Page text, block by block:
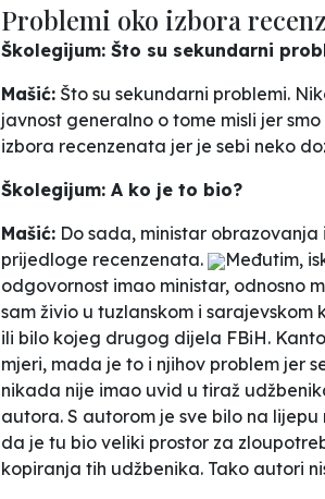
Problemi oko izbora
Školegijum: Što su sekundarni
Mašić: Što su sekundarni problemi.
javnost generalno o tome misli jer
izbora recenzenata jer je sebi neko
Školegijum: A ko je to bio?
Mašić: Do sada, ministar obrazovanja
prijedloge recenzenata.
Međutim,
odgovornost imao ministar, odnosno
sam živio u tuzlanskom i
ili bilo kojeg drugog dijela FBiH.
mjeri, mada je to i njihov problem jer
nikada nije imao uvid u tiraž
autora. S autorom je sve bilo na
da je tu bio veliki prostor za
kopiranja tih udžbenika. Tako autori